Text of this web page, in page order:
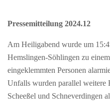
Pressemitteilung 2024.12
Am Heiligabend wurde um
Hemslingen-Söhlingen zu
eingeklemmten Personen
Unfalls wurden parallel weitere
Scheeßel und Schneverdingen